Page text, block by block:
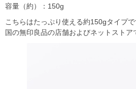
容量（約）：150g
こちらはたっぷり使える約150gタイプ
国の無印良品の店舗およびネットストア